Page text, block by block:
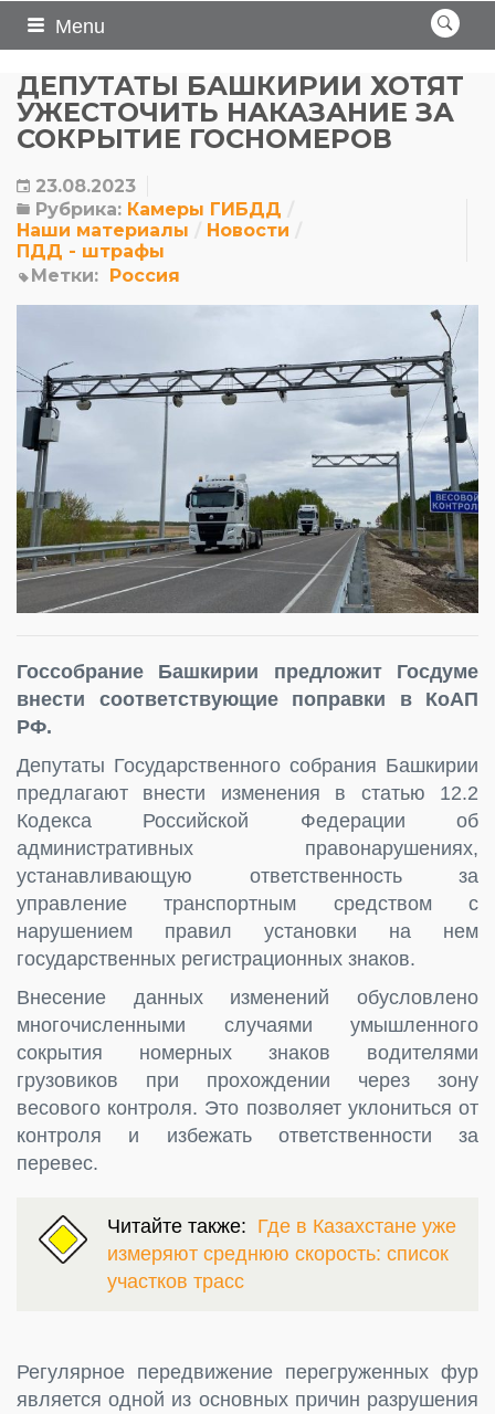
Menu
ДЕПУТАТЫ БАШКИРИИ ХОТЯТ
УЖЕСТОЧИТЬ НАКАЗАНИЕ ЗА
СОКРЫТИЕ ГОСНОМЕРОВ
23.08.2023
Рубрика: Камеры ГИБДД
Наши материалы
Новости
ПДД - штрафы
Метки: Россия
Госсобрание Башкирии предложит Госдуме
внести соответствующие поправки в КоАП
РФ.
Депутаты Государственного собрания Башкирии
предлагают внести изменения в статью 12.2
Кодекса Российской Федерации об
административных правонарушениях,
устанавливающую ответственность за
управление транспортным средством с
нарушением правил установки на нем
государственных регистрационных знаков.
Внесение данных изменений обусловлено
многочисленными случаями умышленного
сокрытия номерных знаков водителями
грузовиков при прохождении через зону
весового контроля. Это позволяет уклониться от
контроля и избежать ответственности за
перевес.
Читайте также: Где в Казахстане уже
измеряют среднюю скорость: список
участков трасс
Регулярное передвижение перегруженных фур
является одной из основных причин разрушения